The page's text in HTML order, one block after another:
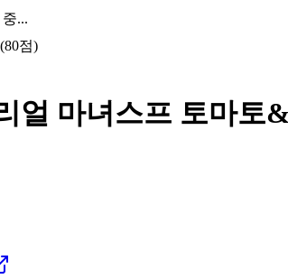
...
(80점)
얼 마녀스프 토마토